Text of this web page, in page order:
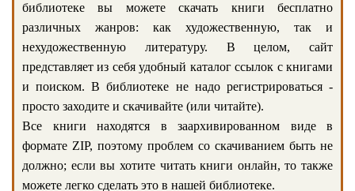
библиотеке вы можете скачать книги бесплатно
различных жанров: как художественную, так и
нехудожественную литературу. В целом, сайт
представляет из себя удобный каталог ссылок с книгами
и поиском. В библиотеке не надо регистрироваться -
просто заходите и скачивайте (или читайте).
Все книги находятся в заархивированном виде в
формате ZIP, поэтому проблем со скачиванием быть не
должно; если вы хотите читать книги онлайн, то также
можете легко сделать это в нашей библиотеке.